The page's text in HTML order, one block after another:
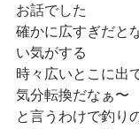
お話でした
確かに広すぎだと
い気がする
時々広いとこに出
気分転換だなぁ〜
と言うわけで釣り